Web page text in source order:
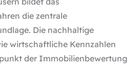
die zentrale
Die nachhaltige
wirtschaftliche Kennzahlen
der Immobilienbewertung